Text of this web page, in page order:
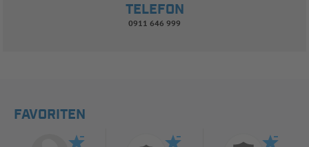
TELEFON
0911 646 999
FAVORITEN